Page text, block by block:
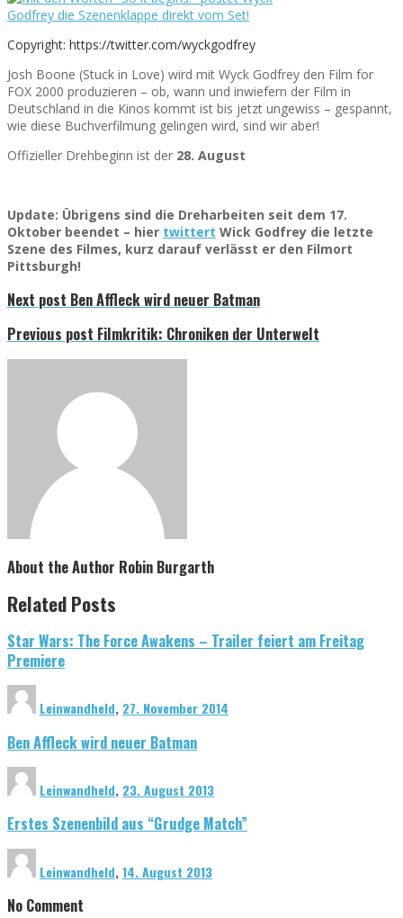
Copyright: https://twitter.com/wyckgodfrey
Josh Boone (Stuck in Love) wird mit Wyck Godfrey den Film for
FOX 2000 produzieren – ob, wann und inwiefern der Film in
Deutschland in die Kinos kommt ist bis jetzt ungewiss – gespannt,
wie diese Buchverfilmung gelingen wird, sind wir aber!
Offizieller Drehbeginn ist der 28. August
Update: Übrigens sind die Dreharbeiten seit dem 17.
Oktober beendet – hier twittert Wick Godfrey die letzte
Szene des Filmes, kurz darauf verlässt er den Filmort
Pittsburgh!
Next post Ben Affleck wird neuer Batman
Previous post Filmkritik: Chroniken der Unterwelt
About the Author Robin Burgarth
Related Posts
Star Wars: The Force Awakens – Trailer feiert am Freitag
Premiere
Leinwandheld, 27. November 2014
Ben Affleck wird neuer Batman
Leinwandheld, 23. August 2013
Erstes Szenenbild aus “Grudge Match”
Leinwandheld,14. August 2013
No Comment